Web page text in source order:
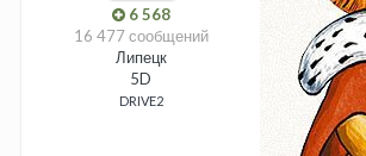
6 568
16 477 сообщений
Липецк
5D
DRIVE2